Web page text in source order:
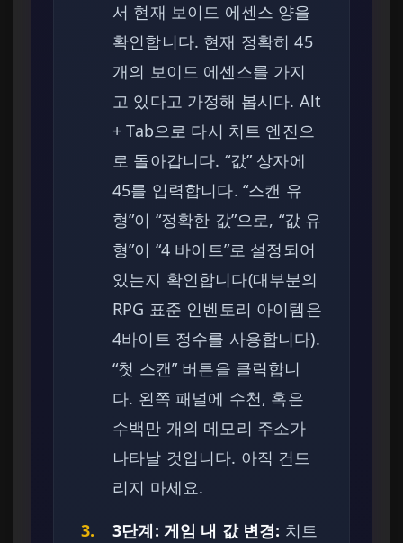
서 현재 보이드 에센스 양을
확인합니다. 현재 정확히 45
개의 보이드 에센스를 가지
고 있다고 가정해 봅시다. Alt
+ Tab으로 다시 치트 엔진으
로 돌아갑니다. “값” 상자에
45를 입력합니다. “스캔 유
형”이 “정확한 값”으로, “값 유
형”이 “4 바이트”로 설정되어
있는지 확인합니다(대부분의
RPG 표준 인벤토리 아이템은
4바이트 정수를 사용합니다).
“첫 스캔” 버튼을 클릭합니
다. 왼쪽 패널에 수천, 혹은
수백만 개의 메모리 주소가
나타날 것입니다. 아직 건드
리지 마세요.
3.
3단계: 게임 내 값 변경: 치트